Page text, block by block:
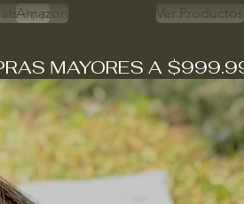
App
Amazon Ver Productos